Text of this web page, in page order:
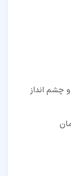
چشم انداز